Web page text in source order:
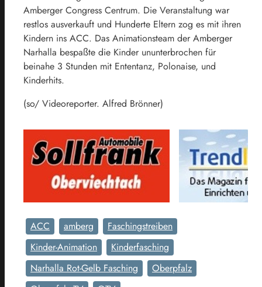
Amberger Congress Centrum. Die Veranstaltung war
restlos ausverkauft und Hunderte Eltern zog es mit ihren
Kindern ins ACC. Das Animationsteam der Amberger
Narhalla bespaßte die Kinder ununterbrochen für
beinahe 3 Stunden mit Ententanz, Polonaise, und
Kinderhits.
(so/ Videoreporter. Alfred Brönner)
ACC amberg
Faschingstreiben
Kinder-Animation
Kinderfasching
Narhalla Rot-Gelb Fasching
Oberpfalz